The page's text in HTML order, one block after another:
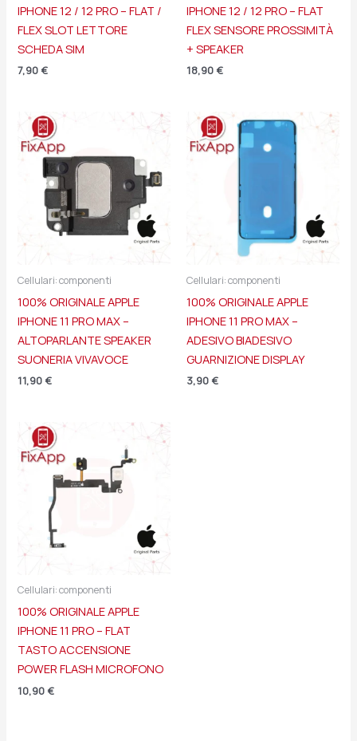
IPHONE 12 / 12 PRO – FLAT /
FLEX SLOT LETTORE
SCHEDA SIM
7,90 €
IPHONE 12 / 12 PRO – FLAT
FLEX SENSORE PROSSIMITÀ
+ SPEAKER
18,90 €
Cellulari: componenti
100% ORIGINALE APPLE
IPHONE 11 PRO MAX –
ALTOPARLANTE SPEAKER
SUONERIA VIVAVOCE
11,90 €
Cellulari: componenti
100% ORIGINALE APPLE
IPHONE 11 PRO MAX –
ADESIVO BIADESIVO
GUARNIZIONE DISPLAY
3,90 €
Cellulari: componenti
100% ORIGINALE APPLE
IPHONE 11 PRO – FLAT
TASTO ACCENSIONE
POWER FLASH MICROFONO
10,90 €